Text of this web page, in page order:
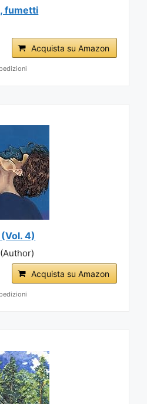
fumetti
Acquista su Amazon
4)
Acquista su Amazon